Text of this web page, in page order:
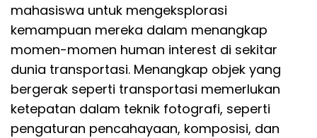
mahasiswa untuk mengeksplorasi
kemampuan mereka dalam menangkap
momen-momen human interest di sekitar
dunia transportasi. Menangkap objek yang
bergerak seperti transportasi memerlukan
ketepatan dalam teknik fotografi, seperti
pengaturan pencahayaan, komposisi, dan